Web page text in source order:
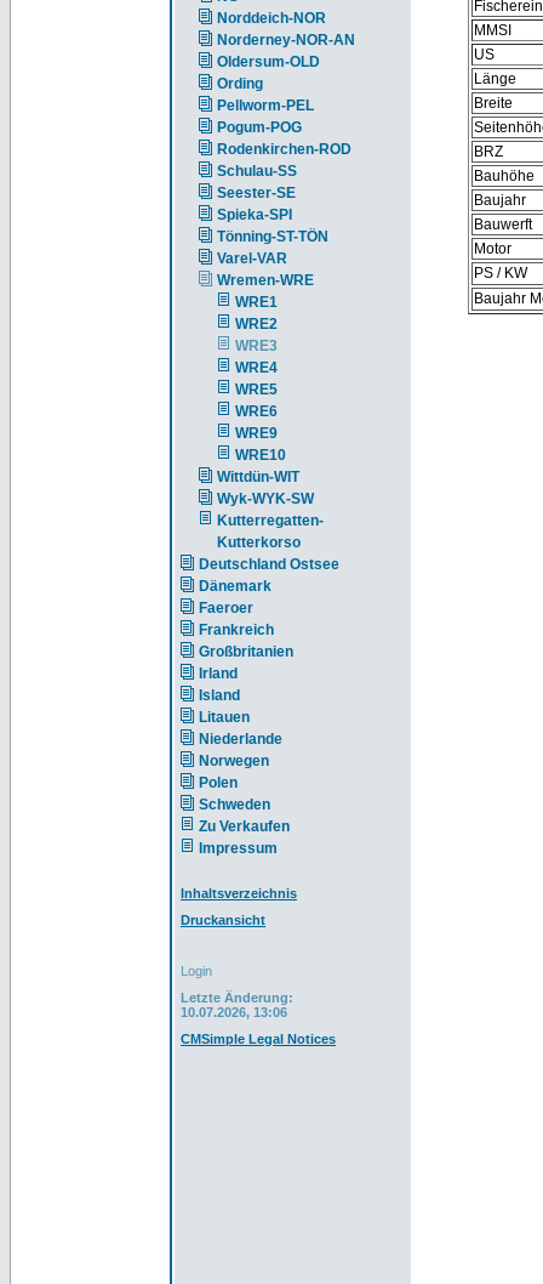
Norddeich-NOR
Norderney-NOR-AN
Oldersum-OLD
Ording
Pellworm-PEL
Pogum-POG
Rodenkirchen-ROD
Schulau-SS
Seester-SE
Spieka-SPI
Tönning-ST-TÖN
Varel-VAR
Wremen-WRE
WRE1
WRE2
WRE3
WRE4
WRE5
WRE6
WRE9
WRE10
Wittdün-WIT
Wyk-WYK-SW
Kutterregatten-
Kutterkorso
Deutschland Ostsee
Dänemark
Faeroer
Frankreich
Großbritanien
Irland
Island
Litauen
Niederlande
Norwegen
Polen
Schweden
Zu Verkaufen
Impressum
Inhaltsverzeichnis
Druckansicht
Login
Letzte Änderung:
10.07.2026, 13:06
CMSimple Legal Notices
MMSI
US
Länge
Breite
BRZ
Bauhöhe
Baujahr
Bauwerft
Motor
PS / KW
Baujahr